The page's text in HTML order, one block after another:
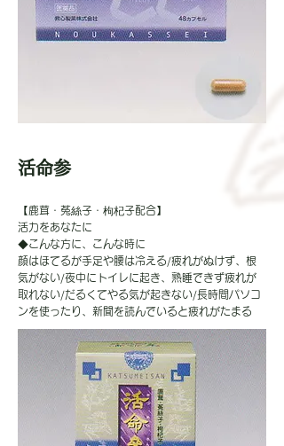
活命参
【鹿茸・菟絲子・枸杞子配合】
活力をあなたに
◆こんな方に、こんな時に
顔はほてるが手足や腰は冷える/疲れがぬけず、根
気がない/夜中にトイレに起き、熟睡できず疲れが
取れない/だるくてやる気が起きない/長時間パソコ
ンを使ったり、新聞を読んでいると疲れがたまる